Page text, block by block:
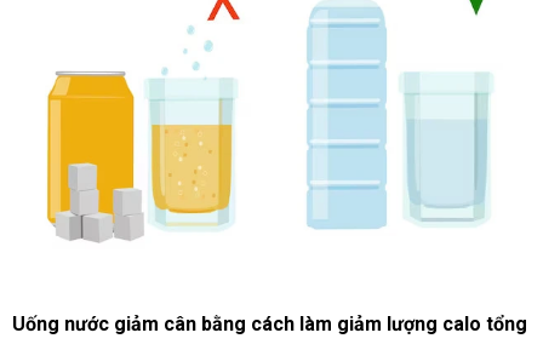
Uống nước giảm cân bằng cách làm giảm lượng calo tổng